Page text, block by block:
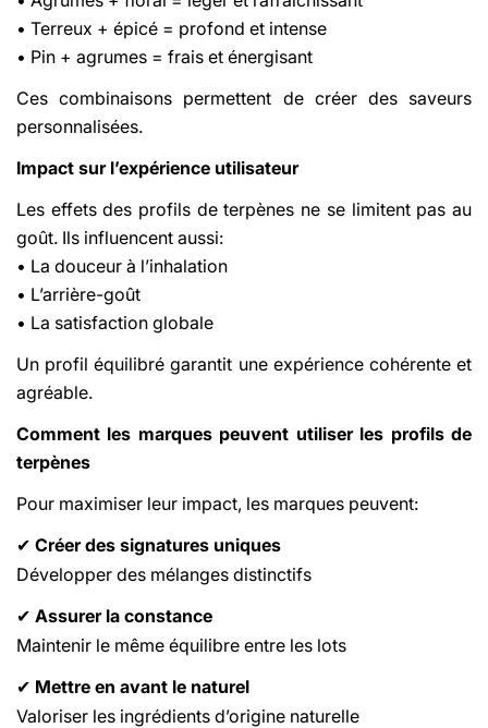
• Terreux + épicé = profond et intense
• Pin + agrumes = frais et énergisant
Ces combinaisons permettent de créer des saveurs
personnalisées.
Impact sur l’expérience utilisateur
Les effets des profils de terpènes ne se limitent pas au
goût. Ils influencent aussi:
• La douceur à l’inhalation
• L’arrière-goût
• La satisfaction globale
Un profil équilibré garantit une expérience cohérente et
agréable.
Comment les marques peuvent utiliser les profils de
terpènes
Pour maximiser leur impact, les marques peuvent:
✔ Créer des signatures uniques
Développer des mélanges distinctifs
✔ Assurer la constance
Maintenir le même équilibre entre les lots
✔ Mettre en avant le naturel
Valoriser les ingrédients d’origine naturelle